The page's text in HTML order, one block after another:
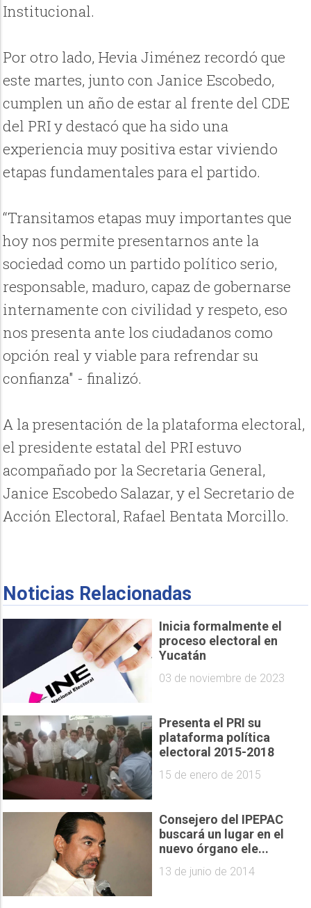
Institucional.
Por otro lado, Hevia Jiménez recordó que
este martes, junto con Janice Escobedo,
cumplen un año de estar al frente del CDE
del PRI y destacó que ha sido una
experiencia muy positiva estar viviendo
etapas fundamentales para el partido.
“Transitamos etapas muy importantes que
hoy nos permite presentarnos ante la
sociedad como un partido político serio,
responsable, maduro, capaz de gobernarse
internamente con civilidad y respeto, eso
nos presenta ante los ciudadanos como
opción real y viable para refrendar su
confianza" - finalizó.
A la presentación de la plataforma electoral,
el presidente estatal del PRI estuvo
acompañado por la Secretaria General,
Janice Escobedo Salazar, y el Secretario de
Acción Electoral, Rafael Bentata Morcillo.
Noticias Relacionadas
Inicia formalmente el
proceso electoral en
Yucatán
03 de noviembre de 2023
Presenta el PRI su
plataforma política
electoral 2015-2018
15 de enero de 2015
Consejero del IPEPAC
buscará un lugar en el
nuevo órgano ele...
13 de junio de 2014